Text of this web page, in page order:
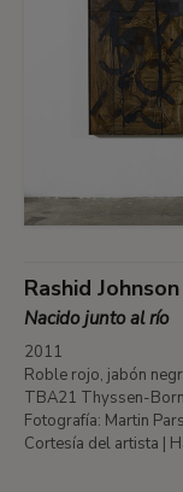
Rashid Johnson
Nacido junto al río
2011
Roble rojo, jabón
TBA21 Thyssen-
Fotografía: Martin
Cortesía del artista |